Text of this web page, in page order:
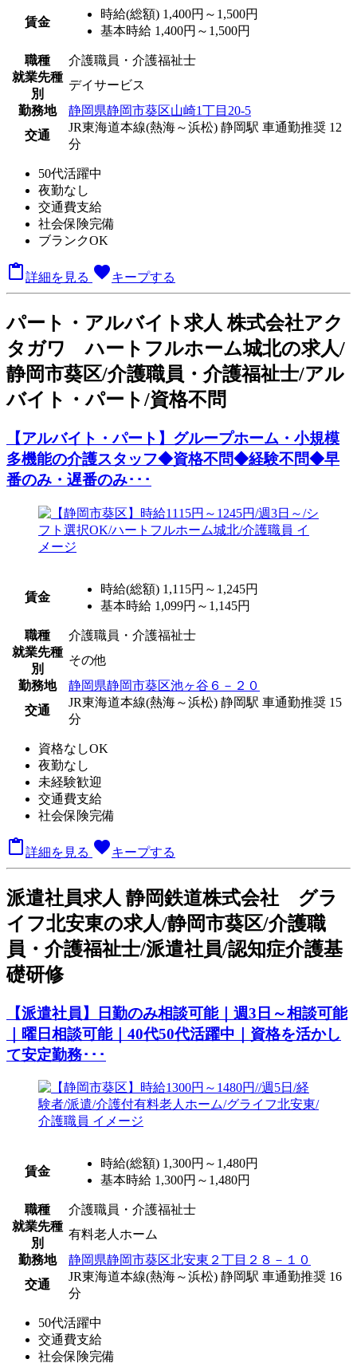
賃金
時給(総額) 1,400円～1,500円
基本時給 1,400円～1,500円
職種
介護職員・介護福祉士
就業先種
別
デイサービス
勤務地
静岡県静岡市葵区山崎1丁目20-5
交通
JR東海道本線(熱海～浜松) 静岡駅 車通勤推奨 12
分
50代活躍中
夜勤なし
交通費支給
社会保険完備
ブランクOK
 詳細を見る favoriteキープする
パート ・アルバイト求人 株式会社アク
タガワ ハートフルホーム城北の求人/
静岡市葵区/介護職員・介護福祉士/アル
バイト・パート/資格不問
【アルバイト・パート】グループホーム・小規模
多機能の介護スタッフ◆資格不問◆経験不問◆早
番のみ・遅番のみ･･･
賃金
時給(総額) 1,115円～1,245円
基本時給 1,099円～1,145円
職種
介護職員・介護福祉士
就業先種
別
その他
勤務地
静岡県静岡市葵区池ヶ谷６－２０
交通
JR東海道本線(熱海～浜松) 静岡駅 車通勤推奨 15
分
資格なしOK
夜勤なし
未経験歓迎
交通費支給
社会保険完備
詳細を見る favoriteキープする
派遣社員求人 静岡鉄道株式会社 グラ
イフ北安東の求人/静岡市葵区/介護職
員・介護福祉士/派遣社員/認知症介護基
礎研修
【派遣社員】日勤のみ相談可能｜週3日～相談可能
｜曜日相談可能｜40代50代活躍中｜資格を活かし
て安定勤務･･･
賃金
時給(総額) 1,300円～1,480円
基本時給 1,300円～1,480円
職種
介護職員・介護福祉士
就業先種
別
有料老人ホーム
勤務地
静岡県静岡市葵区北安東２丁目２８－１０
交通
JR東海道本線(熱海～浜松) 静岡駅 車通勤推奨 16
分
50代活躍中
交通費支給
社会保険完備